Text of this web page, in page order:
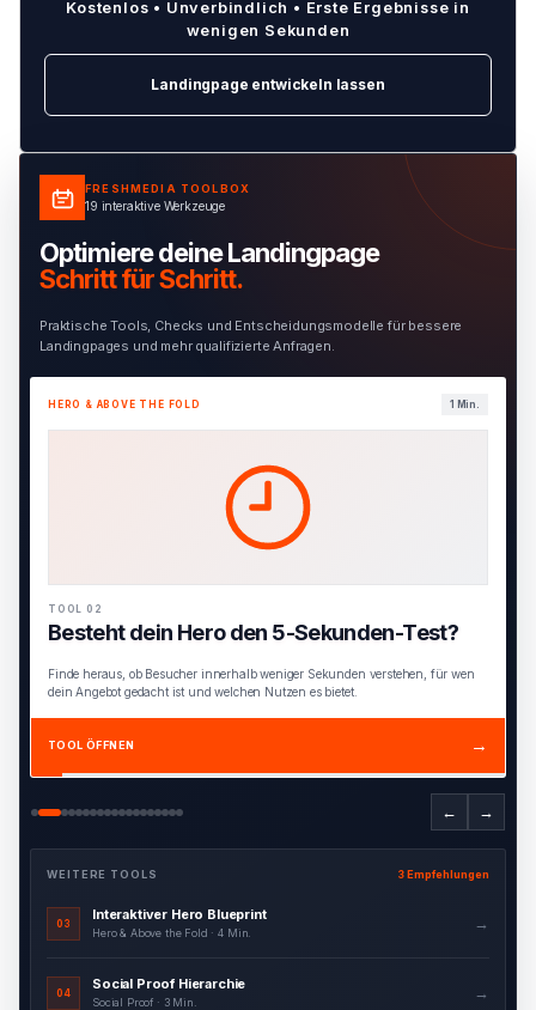
Kostenlos • Unverbindlich • Erste Ergebnisse in
wenigen Sekunden
Landingpage entwickeln lassen
FRESHMEDIA TOOLBOX
19 interaktive Werkzeuge
Optimiere deine Landingpage
Schritt für Schritt.
Praktische Tools, Checks und Entscheidungsmodelle für bessere
Landingpages und mehr qualifizierte Anfragen.
HERO & ABOVE THE FOLD 1 Min.
TOOL 02
Besteht dein Hero den 5-Sekunden-Test?
Finde heraus, ob Besucher innerhalb weniger Sekunden verstehen, für wen
dein Angebot gedacht ist und welchen Nutzen es bietet.
TOOL ÖFFNEN →
← →
WEITERE TOOLS 3 Empfehlungen
03
Interaktiver Hero Blueprint
Hero & Above the Fold · 4 Min.
→
04
Social Proof Hierarchie
Social Proof · 3 Min.
→